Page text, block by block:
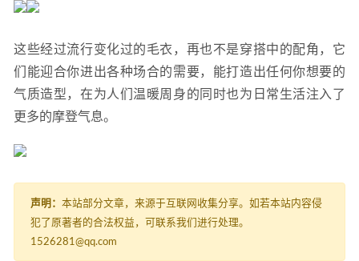
这些经过流行变化过的毛衣，再也不是穿搭中的配角，它
们能迎合你进出各种场合的需要，能打造出任何你想要的
气质造型，在为人们温暖周身的同时也为日常生活注入了
更多的摩登气息。
声明： 本站部分文章，来源于互联网收集分享。如若本站内容侵
犯了原著者的合法权益，可联系我们进行处理。
1526281@qq.com